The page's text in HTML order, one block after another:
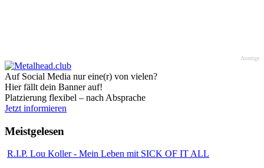
Anzeige
Auf Social Media nur eine(r) von vielen?
Hier fällt dein Banner auf!
Platzierung flexibel – nach Absprache
Jetzt informieren
Meistgelesen
R.I.P. Lou Koller - Mein Leben mit SICK OF IT ALL